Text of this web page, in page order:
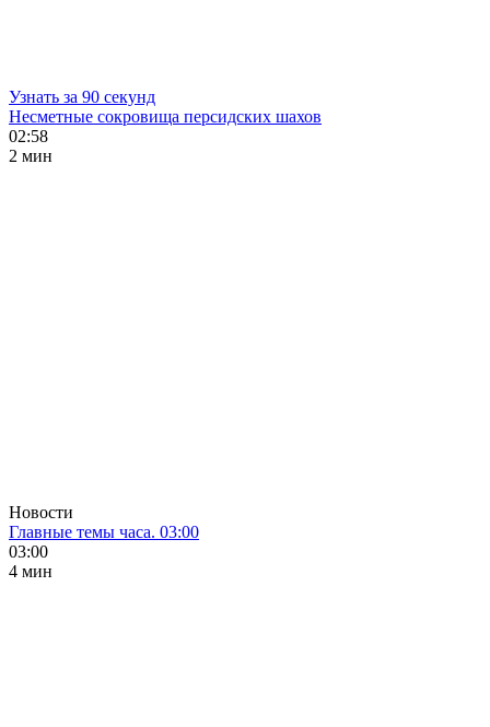
Узнать за 90 секунд
Несметные сокровища персидских шахов
02:58
2 мин
Новости
Главные темы часа. 03:00
03:00
4 мин